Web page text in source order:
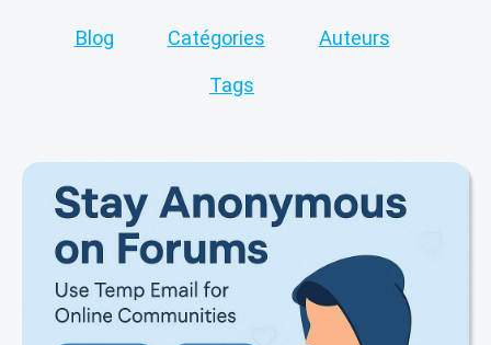
Blog Catégories Auteurs
Tags